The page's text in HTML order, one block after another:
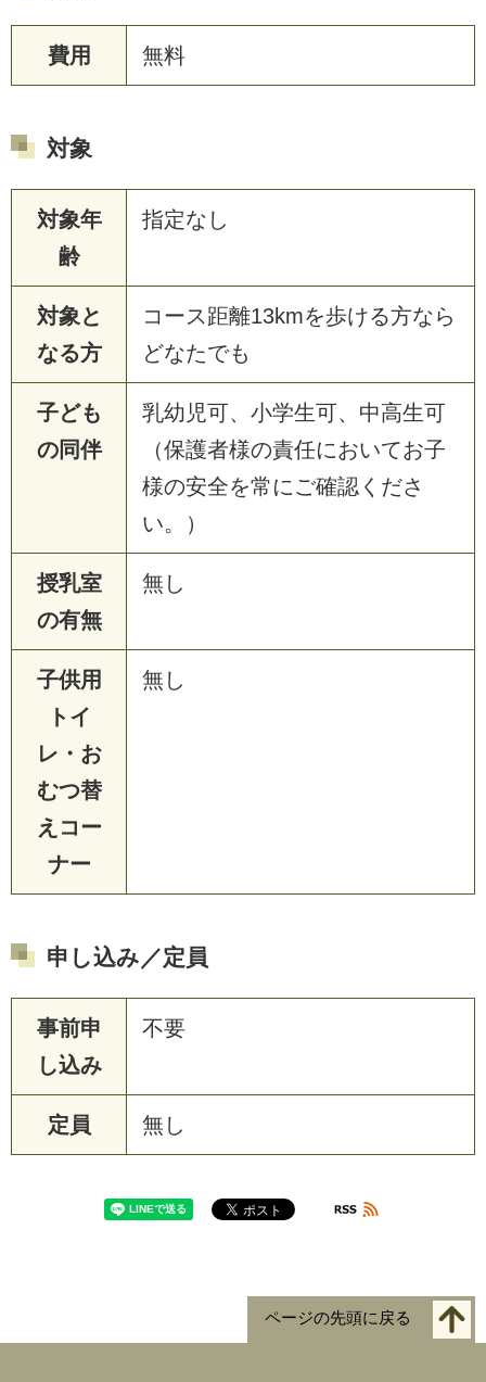
費用 無料
対象
対象年
齢
指定なし
対象と
なる方
コース距離13kmを歩ける方なら
どなたでも
子ども
の同伴
乳幼児可、小学生可、中高生可
（保護者様の責任においてお子
様の安全を常にご確認くださ
い。）
授乳室
の有無
無し
子供用
トイ
レ・お
むつ替
えコー
ナー
無し
申し込み／定員
事前申
し込み
不要
定員 無し
ページの先頭に戻る